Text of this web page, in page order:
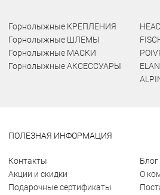
Горнолыжные КРЕПЛЕНИЯ
Горнолыжные ШЛЕМЫ
Горнолыжные МАСКИ
Горнолыжные АКСЕССУАРЫ
ELAN
ПОЛЕЗНАЯ ИНФОРМАЦИЯ
Контакты
Акции и скидки
Подарочные сертификаты
Блог
О